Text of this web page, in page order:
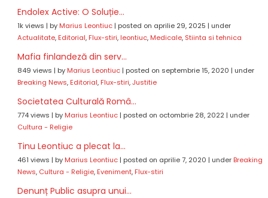
Endolex Active: O Soluție...
1k views | by Marius Leontiuc| posted on aprilie 29, 2025 | under
Actualitate, Editorial, Flux-stiri, leontiuc, Medicale, Stiinta si tehnica
Mafia finlandeză din serv...
849 views | by Marius Leontiuc| posted on septembrie 15, 2020 | under
Breaking News, Editorial, Flux-stiri,Justitie
Societatea Culturală Româ...
774 views | by Marius Leontiuc| posted on octombrie 28, 2022| under
Cultura - Religie
Tinu Leontiuc a plecat la...
461 views | by Marius Leontiuc| posted on aprilie 7, 2020 | under Breaking
News, Cultura - Religie, Eveniment, Flux-stiri
Denunț Public asupra unui...